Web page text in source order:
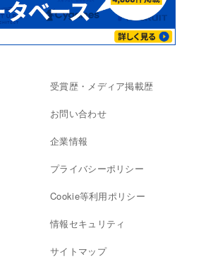
受賞歴・メディア掲載歴
お問い合わせ
企業情報
プライバシーポリシー
Cookie等利用ポリシー
情報セキュリティ
サイトマップ